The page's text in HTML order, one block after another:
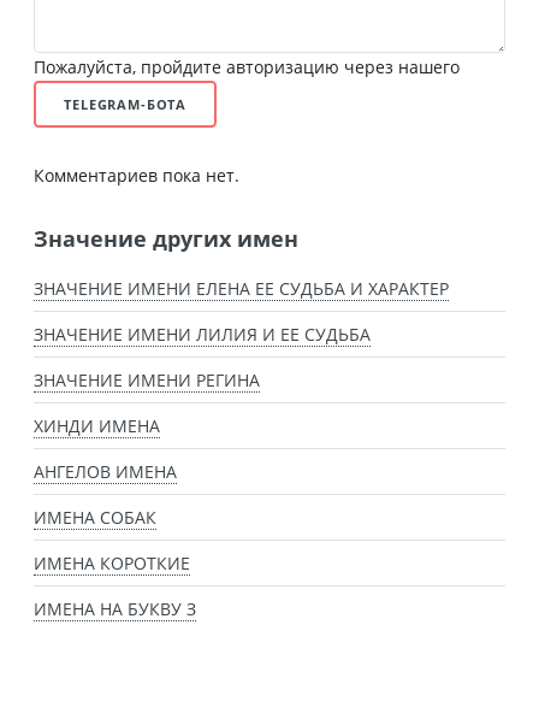
Пожалуйста, пройдите авторизацию через нашего
TELEGRAM-БОТА
Комментариев пока нет.
Значение других имен
ЗНАЧЕНИЕ ИМЕНИ ЕЛЕНА ЕЕ СУДЬБА И ХАРАКТЕР
ЗНАЧЕНИЕ ИМЕНИ ЛИЛИЯ И ЕЕ СУДЬБА
ЗНАЧЕНИЕ ИМЕНИ РЕГИНА
ХИНДИ ИМЕНА
АНГЕЛОВ ИМЕНА
ИМЕНА СОБАК
ИМЕНА КОРОТКИЕ
ИМЕНА НА БУКВУ З